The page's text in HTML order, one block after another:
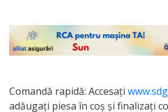
Comandă rapidă: Accesați
adăugați piesa în coș și finalizați